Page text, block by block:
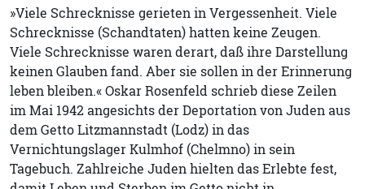
»Viele Schrecknisse gerieten in Vergessenheit. Viele
Schrecknisse (Schandtaten) hatten keine Zeugen.
Viele Schrecknisse waren derart, daß ihre Darstellung
keinen Glauben fand. Aber sie sollen in der Erinnerung
leben bleiben.« Oskar Rosenfeld schrieb diese Zeilen
im Mai 1942 angesichts der Deportation von Juden aus
dem Getto Litzmannstadt (Lodz) in das
Vernichtungslager Kulmhof (Chelmno) in sein
Tagebuch. Zahlreiche Juden hielten das Erlebte fest,